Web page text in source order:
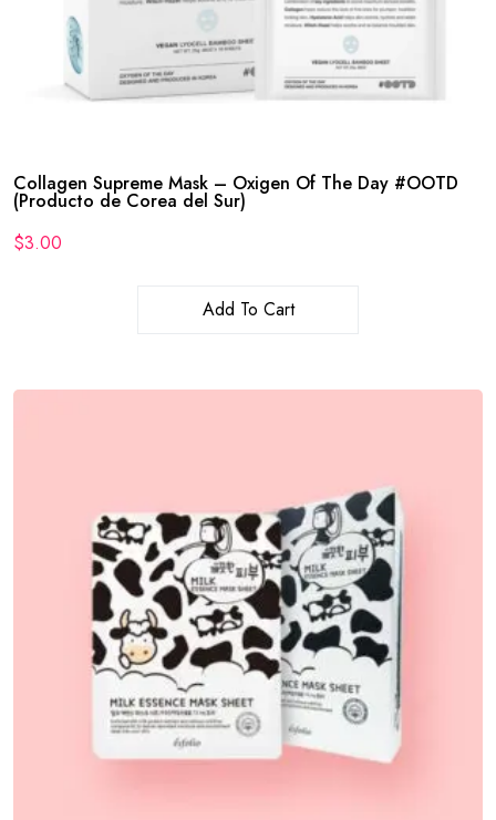
Collagen Supreme Mask – Oxigen Of The Day #OOTD
(Producto de Corea del Sur)
$3.00
Add To Cart